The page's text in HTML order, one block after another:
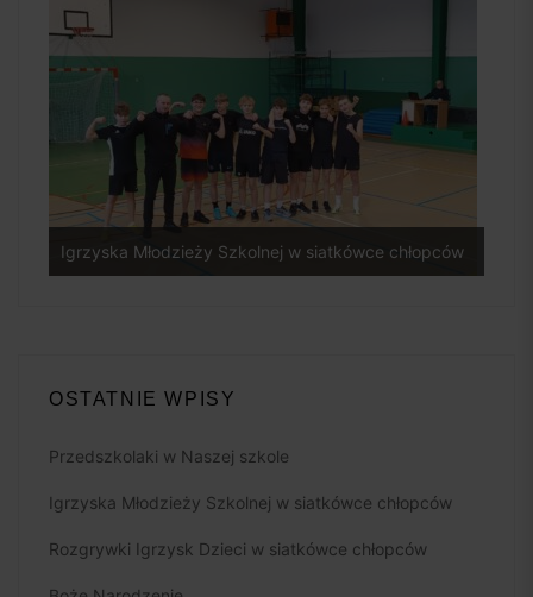
Igrzyska Młodzieży Szkolnej w siatkówce chłopców
OSTATNIE WPISY
Przedszkolaki w Naszej szkole
Igrzyska Młodzieży Szkolnej w siatkówce chłopców
Rozgrywki Igrzysk Dzieci w siatkówce chłopców